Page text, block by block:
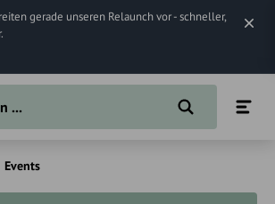
gerade unseren Relaunch vor - schneller,
Events